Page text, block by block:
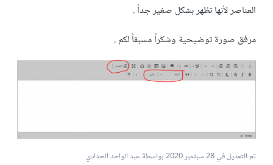
العناصر لأنها تظهر بشكل صغير جداً .
مرفق صورة توضيحية وشكراً مسبقاً لكم .
تم التعديل في28 سبتمبر 2020 بواسطة عبد الواحد الحدادي